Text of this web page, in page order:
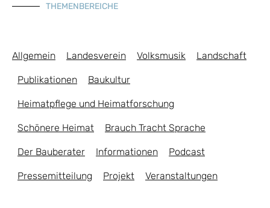
THEMENBEREICHE
Allgemein Landesverein Volksmusik Landschaft
Publikationen Baukultur
Heimatpflege und Heimatforschung
Schönere Heimat Brauch Tracht Sprache
Der Bauberater Informationen Podcast
Pressemitteilung Projekt Veranstaltungen